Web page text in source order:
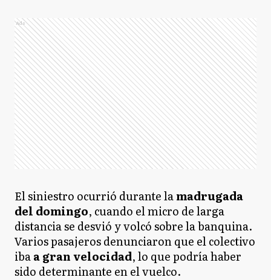
Ads
El siniestro ocurrió durante lamadrugada
del domingo, cuando el micro de larga
distancia se desvió y volcó sobre la banquina.
Varios pasajeros denunciaron que el colectivo
ibaa gran velocidad, lo que podría haber
sido determinante en el vuelco.